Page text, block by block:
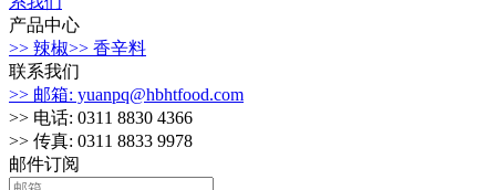
产品中心
>> 辣椒>> 香辛料
联系我们
>> 邮箱: yuanpq@hbhtfood.com
>> 电话: 0311 8830 4366
>> 传真: 0311 8833 9978
邮件订阅